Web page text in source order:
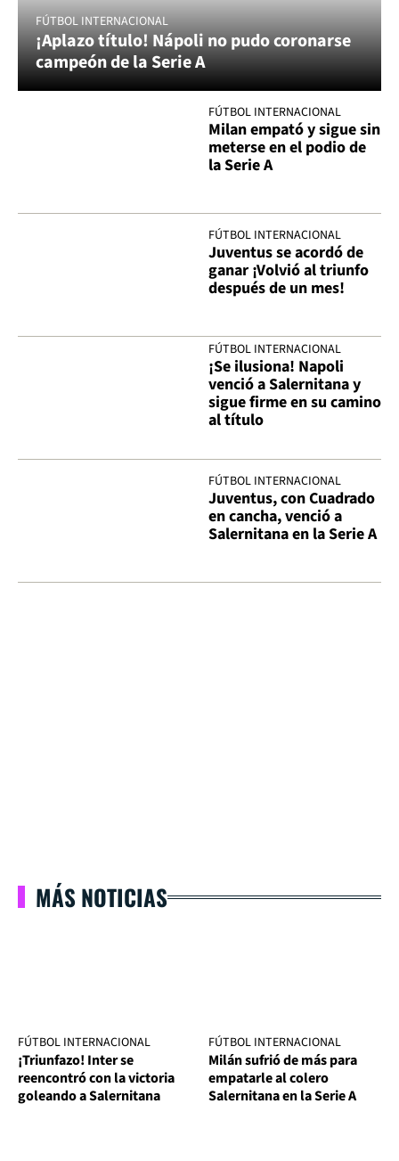
FÚTBOL INTERNACIONAL
¡Aplazo título! Nápoli no pudo coronarse
campeón de la Serie A
FÚTBOL INTERNACIONAL
Milan empató y sigue sin
meterse en el podio de
la Serie A
FÚTBOL INTERNACIONAL
Juventus se acordó de
ganar ¡Volvió al triunfo
después de un mes!
FÚTBOL INTERNACIONAL
¡Se ilusiona! Napoli
venció a Salernitana y
sigue firme en su camino
al título
FÚTBOL INTERNACIONAL
Juventus, con Cuadrado
en cancha, venció a
Salernitana en la Serie A
MÁS NOTICIAS
FÚTBOL INTERNACIONAL
¡Triunfazo! Inter se
reencontró con la victoria
goleando a Salernitana
FÚTBOL INTERNACIONAL
Milán sufrió de más para
empatarle al colero
Salernitana en la Serie A